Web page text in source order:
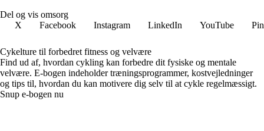
Del og vis omsorg
X
Facebook Instagram LinkedIn YouTube
Cykelture til forbedret fitness og velvære
Find ud af, hvordan cykling kan forbedre dit fysiske og mentale
velvære. E-bogen indeholder træningsprogrammer, kostvejledninger
og tips til, hvordan du kan motivere dig selv til at cykle regelmæssigt.
Snup e-bogen nu